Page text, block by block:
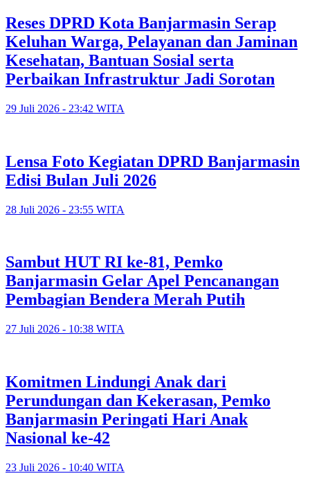
Reses DPRD Kota Banjarmasin Serap
Keluhan Warga, Pelayanan dan Jaminan
Kesehatan, Bantuan Sosial serta
Perbaikan Infrastruktur Jadi Sorotan
29 Juli 2026 - 23:42 WITA
Lensa Foto Kegiatan DPRD Banjarmasin
Edisi Bulan Juli 2026
28 Juli 2026 - 23:55 WITA
Sambut HUT RI ke-81, Pemko
Banjarmasin Gelar Apel Pencanangan
Pembagian Bendera Merah Putih
27 Juli 2026 - 10:38 WITA
Komitmen Lindungi Anak dari
Perundungan dan Kekerasan, Pemko
Banjarmasin Peringati Hari Anak
Nasional ke-42
23 Juli 2026 - 10:40 WITA